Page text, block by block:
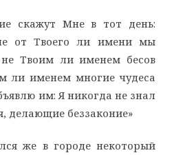
скажут Мне в тот день:
от Твоего ли имени мы
не Твоим ли именем бесов
ли именем многие чудеса
им: Я никогда не знал
делающие беззаконие»
же в городе некоторый